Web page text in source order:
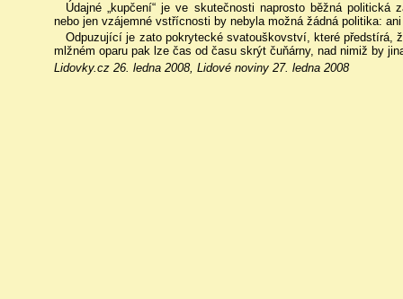
Údajné „kupčení“ je ve skutečnosti naprosto běžná politická
nebo jen vzájemné vstřícnosti by nebyla možná žádná politika:
Odpuzující je zato pokrytecké svatouškovství, které předstírá,
mlžném oparu pak lze čas od času skrýt čuňárny, nad nimiž by
Lidovky.cz 26. ledna 2008, Lidové noviny 27. ledna 2008